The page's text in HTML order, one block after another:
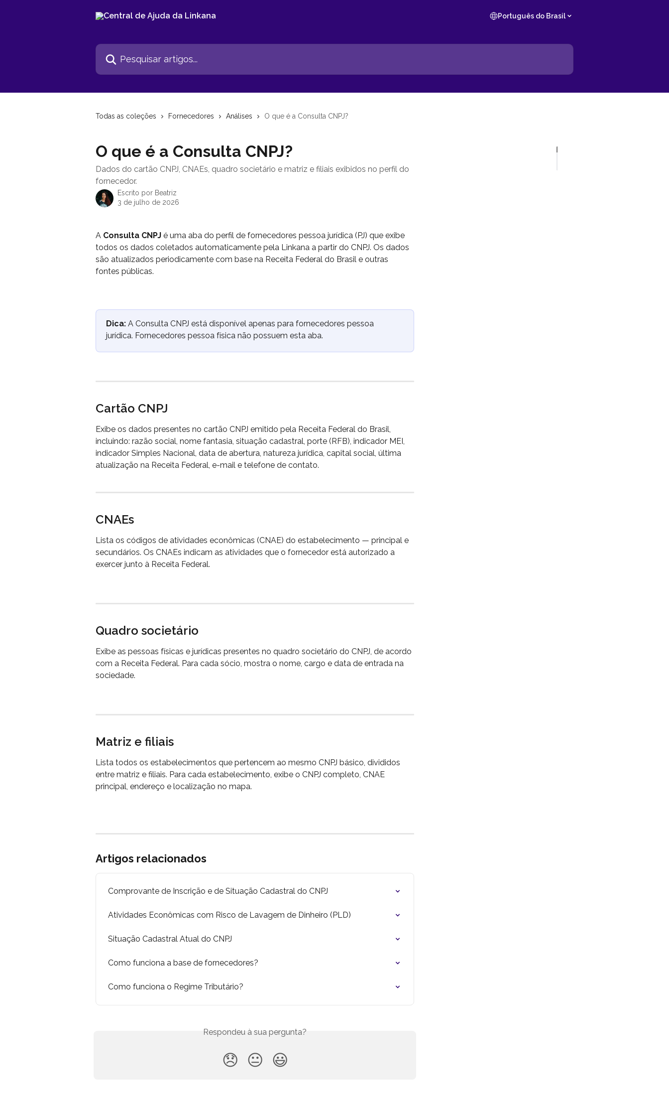
Português do Brasil
Pesquisar artigos...
Todas as coleções Fornecedores Análises O que é a Consulta CNPJ?
O que é a Consulta CNPJ?
Dados do cartão CNPJ, CNAEs, quadro societário e matriz e filiais exibidos no perfil do
fornecedor.
Escrito por Beatriz
3 de julho de 2026
A Consulta CNPJ é uma aba do perfil de fornecedores pessoa jurídica (PJ) que exibe
todos os dados coletados automaticamente pela Linkana a partir do CNPJ. Os dados
são atualizados periodicamente com base na Receita Federal do Brasil e outras
fontes públicas.
Dica: A Consulta CNPJ está disponível apenas para fornecedores pessoa
jurídica. Fornecedores pessoa física não possuem esta aba.
Cartão CNPJ
Exibe os dados presentes no cartão CNPJ emitido pela Receita Federal do Brasil,
incluindo: razão social, nome fantasia, situação cadastral, porte (RFB), indicador MEI,
indicador Simples Nacional, data de abertura, natureza jurídica, capital social, última
atualização na Receita Federal, e-mail e telefone de contato.
CNAEs
Lista os códigos de atividades econômicas (CNAE) do estabelecimento — principal e
secundários. Os CNAEs indicam as atividades que o fornecedor está autorizado a
exercer junto à Receita Federal.
Quadro societário
Exibe as pessoas físicas e jurídicas presentes no quadro societário do CNPJ, de acordo
com a Receita Federal. Para cada sócio, mostra o nome, cargo e data de entrada na
sociedade.
Matriz e filiais
Lista todos os estabelecimentos que pertencem ao mesmo CNPJ básico, divididos
entre matriz e filiais. Para cada estabelecimento, exibe o CNPJ completo, CNAE
principal, endereço e localização no mapa.
Artigos relacionados
Comprovante de Inscrição e de Situação Cadastral do CNPJ
Atividades Econômicas com Risco de Lavagem de Dinheiro (PLD)
Situação Cadastral Atual do CNPJ
Como funciona a base de fornecedores?
Como funciona o Regime Tributário?
Respondeu à sua pergunta?
😞 😐 😃